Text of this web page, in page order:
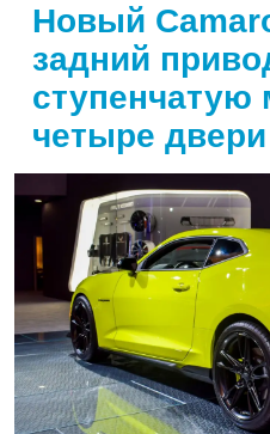
Новый
задний
ступенчатую
четыре двери